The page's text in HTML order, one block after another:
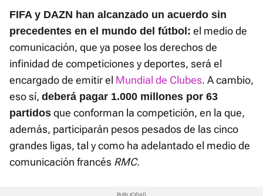
FIFA y DAZN han alcanzado un acuerdo sin
precedentes en el mundo del fútbol: el medio de
comunicación, que ya posee los derechos de
infinidad de competiciones y deportes, será el
encargado de emitir el Mundial de Clubes. A cambio,
eso sí, deberá pagar 1.000 millones por 63
partidos que conforman la competición, en la que,
además, participarán pesos pesados de las cinco
grandes ligas, tal y como ha adelantado el medio de
comunicación francés RMC.